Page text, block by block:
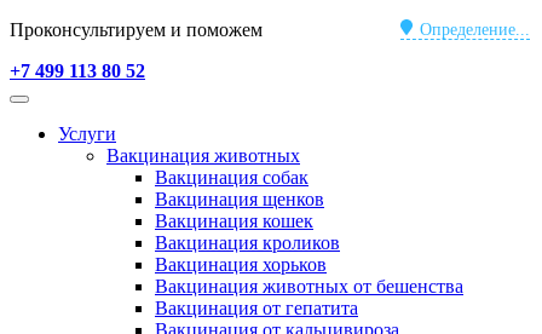
Определение...
Проконсультируем и поможем
+7 499 113 80 52
Услуги
Вакцинация животных
Вакцинация собак
Вакцинация щенков
Вакцинация кошек
Вакцинация кроликов
Вакцинация хорьков
Вакцинация животных от бешенства
Вакцинация от гепатита
Вакцинация от кальцивироза